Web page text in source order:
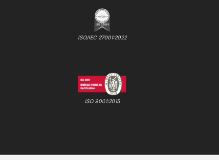
ISO/IEC 27001:2022
ISO 9001:2015